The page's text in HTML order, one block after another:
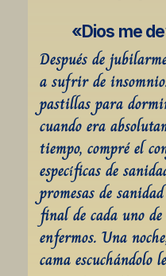
«Dios me
Después de
a sufrir de
pastillas para
cuando era
tiempo, compré el
específicas de
promesas de
final de cada uno
enfermos. Una
cama escuchándolo